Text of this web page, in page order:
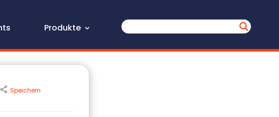
Produkte
Speichern